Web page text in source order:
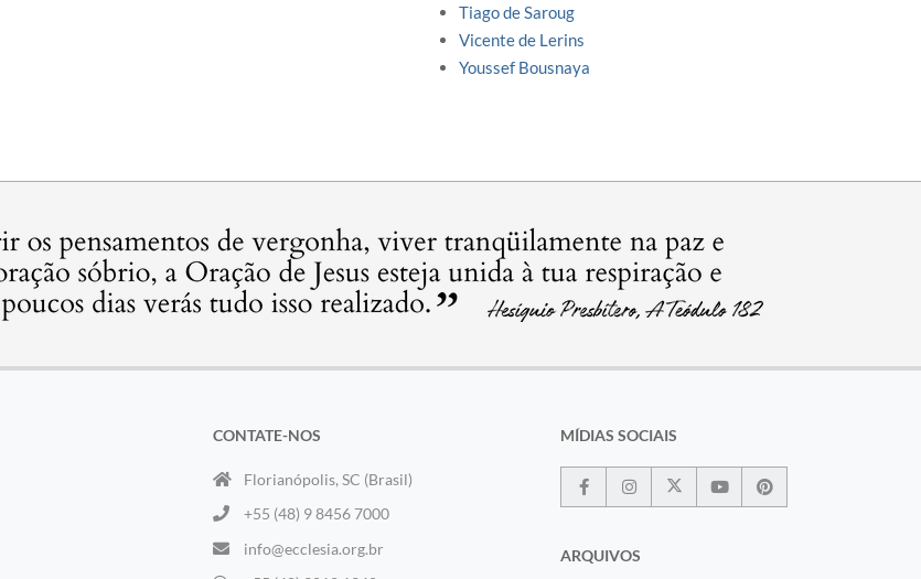
Tiago de Saroug
Vicente de Lerins
Youssef Bousnaya
CONTATE-NOS
Florianópolis, SC (Brasil)
+55 (48) 9 8456 7000
info@ecclesia.org.br
MÍDIAS SOCIAIS
ARQUIVOS